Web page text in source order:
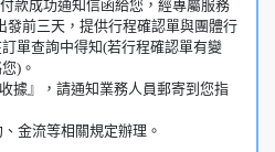
款成功通知信函給您，經專屬服務
發前三天，提供行程確認單與團體行
單查詢中得知(若行程確認單有變
)。
據』，請通知業務人員郵寄到您指
金流等相關規定辦理。